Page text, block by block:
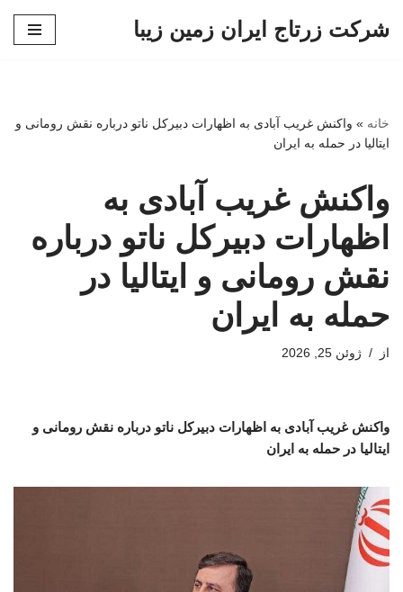
شرکت زرتاج ایران زمین زیبا
خانه » واکنش غریب آبادی به اظهارات دبیرکل ناتو درباره نقش رومانی و
ایتالیا در حمله به ایران
واکنش غریب آبادی به
اظهارات دبیرکل ناتو درباره
نقش رومانی و ایتالیا در
حمله به ایران
از ژوئن 25, 2026
واکنش غریب آبادی به اظهارات دبیرکل ناتو درباره نقش رومانی و
ایتالیا در حمله به ایران